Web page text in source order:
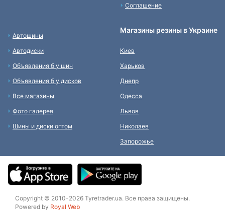
Соглашение
Автошины
Автодиски
Объявления б у шин
Объявления б у дисков
Все магазины
Фото галерея
Шины и диски оптом
Магазины резины в Украине
Киев
Харьков
Днепр
Одесса
Львов
Николаев
Запорожье
Copyright © 2010-2026 Tyretrader.ua. Все права защищены.
Powered by Royal Web